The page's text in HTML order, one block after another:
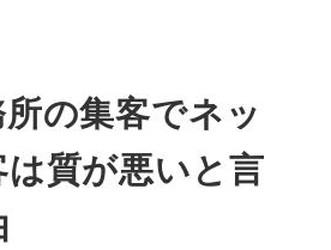
の集客でネッ
は質が悪いと言